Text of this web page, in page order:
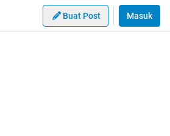
Buat Post Masuk